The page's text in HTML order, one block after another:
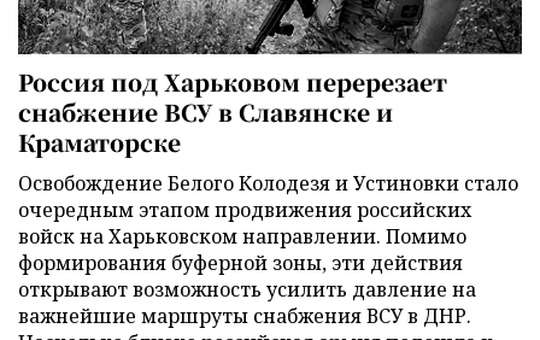
Россия под Харьковом перерезает
снабжение ВСУ в Славянске и
Краматорске
Освобождение Белого Колодезя и Устиновки стало
очередным этапом продвижения российских
войск на Харьковском направлении. Помимо
формирования буферной зоны, эти действия
открывают возможность усилить давление на
важнейшие маршруты снабжения ВСУ в ДНР.